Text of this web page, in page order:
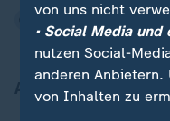
Aktuell bei ZDFheute
von uns nicht
• Social Media
nutzen Social-
anderen Anbietern.
von Inhalten zu